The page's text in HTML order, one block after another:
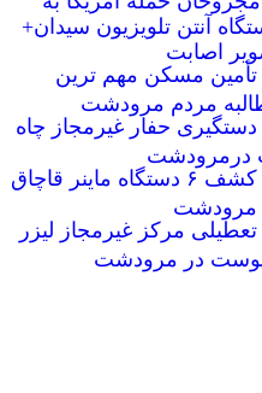
آنتن تلویزیون سیدان+
اصابت
تأمین مسکن مهم ترین
مردم مرودشت
دستگیری حفار غیرمجاز چاه
درمرودشت
کشف ۶ دستگاه ماینر قاچاق
مرودشت
تعطیلی مرکز غیرمجاز لیزر
در مرودشت